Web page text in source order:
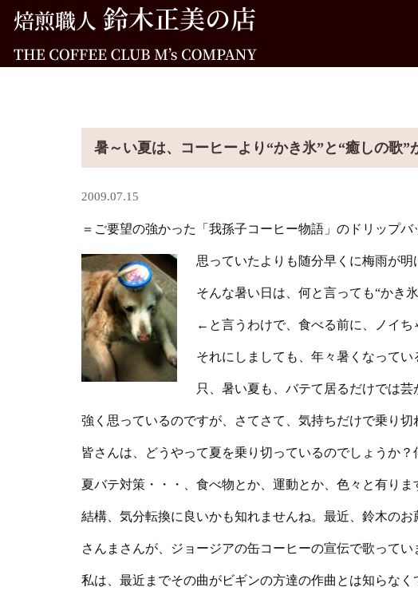
暑～い夏は、コーヒーより“かき氷”と“癒しの歌”
2009.07.15
＝ご要望の強かった「我孫子コーヒー物語」のドリップ
思っていたよりも随分早くに梅雨が明
そんな暑い日は、何と言っても“かき
←と言うわけで、食べる前に、ノイち
それにしましても、年々暑くなって
只、暑い夏も、バテて居るだけでは
強く思っているのですが、さてさて、気持ちだけで乗り
皆さんは、どうやって夏を乗り切っているのでしょうか
夏バテ対策・・・、食べ物とか、運動とか、色々と有り
結構、気分転換に良いかも知れませんね。最近、鈴木の
さんまさんが、ジョージアの缶コーヒーの宣伝で歌って
私は、最近までその曲がビギンの方達の作曲とは知らな